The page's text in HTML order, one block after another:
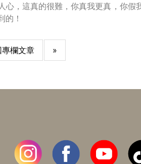
，這真的很難，你真我更真，你假
的！
專欄文章 »